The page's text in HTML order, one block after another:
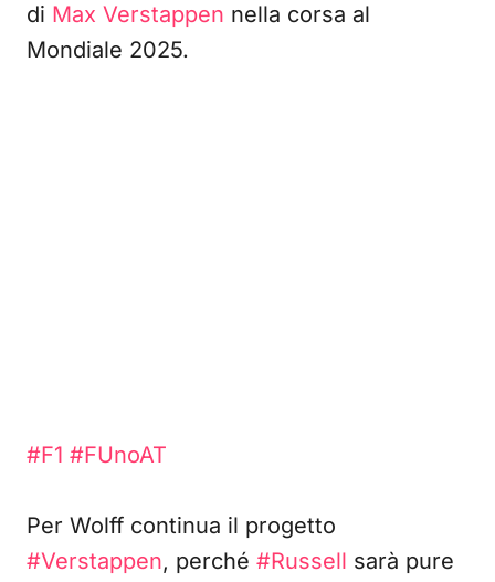
di Max Verstappen nella corsa al
Mondiale 2025.
#F1 #FUnoAT
Per Wolff continua il progetto
#Verstappen, perché #Russell sarà pure